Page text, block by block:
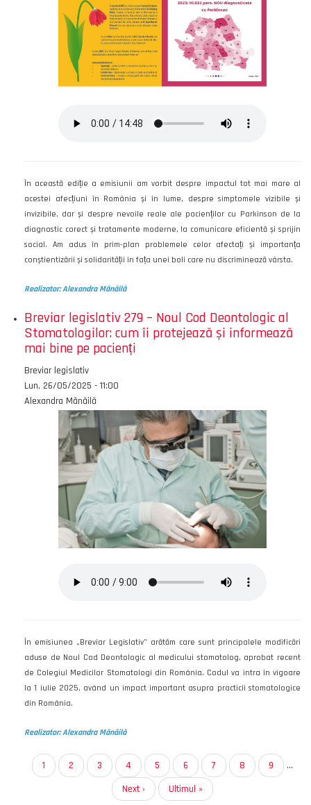
În această ediție a emisiunii am vorbit despre impactul tot mai mare al
acestei afecțiuni în România și în lume, despre simptomele vizibile și
invizibile, dar și despre nevoile reale ale pacienților cu Parkinson de la
diagnostic corect și tratamente moderne, la comunicare eficientă și sprijin
social. Am adus în prim-plan problemele celor afectați și importanța
conștientizării și solidarității în fața unei boli care nu discriminează vârsta.
Realizator: Alexandra Mănăilă
Breviar legislativ 279 – Noul Cod Deontologic al
Stomatologilor: cum îi protejează și informează
mai bine pe pacienți
Emisiunea
Breviar legislativ
Data
Lun, 26/05/2025 - 11:00
Autor
Alexandra Mănăilă
În emisiunea „Breviar Legislativ” arătăm care sunt principalele modificări
aduse de Noul Cod Deontologic al medicului stomatolog, aprobat recent
de Colegiul Medicilor Stomatologi din România. Codul va intra în vigoare
la 1 iulie 2025, având un impact important asupra practicii stomatologice
din România.
Realizator: Alexandra Mănăilă
PaginarePagina
curentă
1 Page
2 Page
3 Page
4 Page
5 Page
6 Page
7 Page
8 Page
9
…
Pagina
Next ›
Ultima
Ultimul »